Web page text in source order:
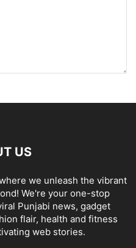
US
we unleash the vibrant
We're your one-stop
Punjabi news, gadget
flair, health and fitness
web stories.